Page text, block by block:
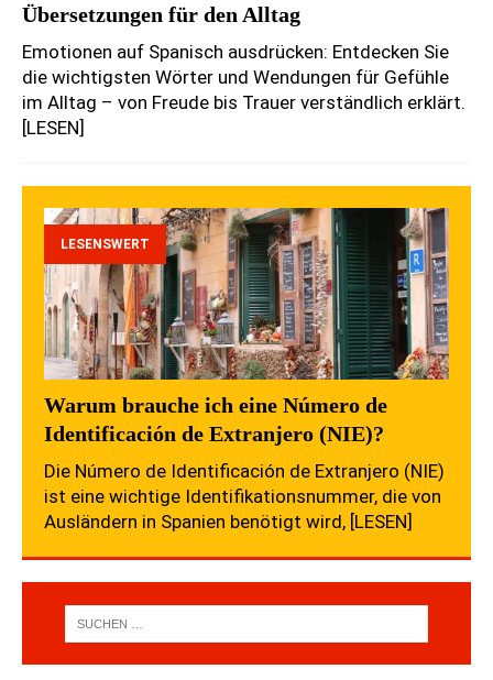
Übersetzungen für den Alltag
Emotionen auf Spanisch ausdrücken: Entdecken Sie
die wichtigsten Wörter und Wendungen für Gefühle
im Alltag – von Freude bis Trauer verständlich erklärt.
[LESEN]
LESENSWERT
Warum brauche ich eine Número de
Identificación de Extranjero (NIE)?
Die Número de Identificación de Extranjero (NIE)
ist eine wichtige Identifikationsnummer, die von
Ausländern in Spanien benötigt wird, [LESEN]